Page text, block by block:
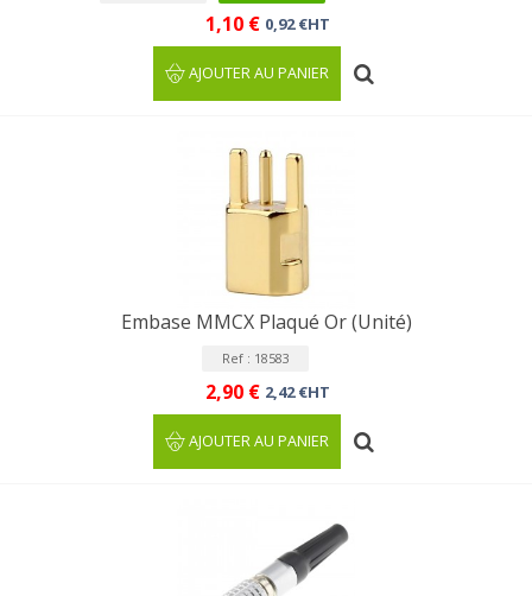
1,10 € 0,92 €HT
AJOUTER AU PANIER
Embase MMCX Plaqué Or (Unité)
Ref : 18583
2,90 € 2,42 €HT
AJOUTER AU PANIER